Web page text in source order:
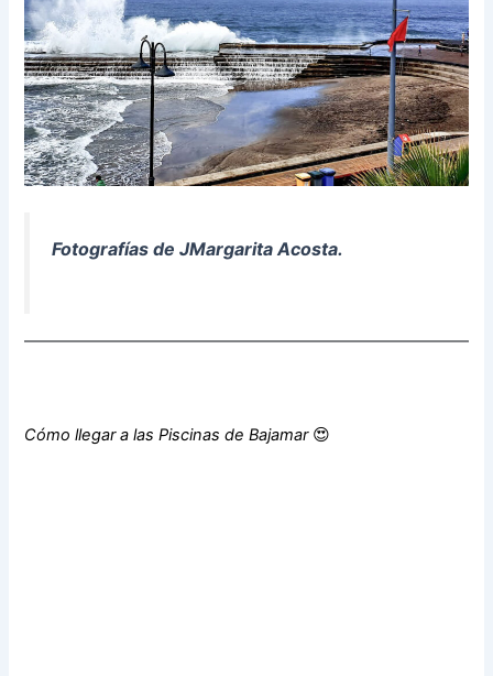
Fotografías de JMargarita Acosta.
Cómo llegar a las Piscinas de Bajamar😍